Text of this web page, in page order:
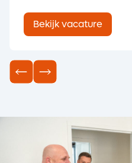
het onderhouden,
lasmaterieel/-
en het leveren van
Bekijk vacature